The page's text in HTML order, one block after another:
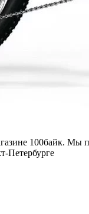
100байк. Мы
Петербурге